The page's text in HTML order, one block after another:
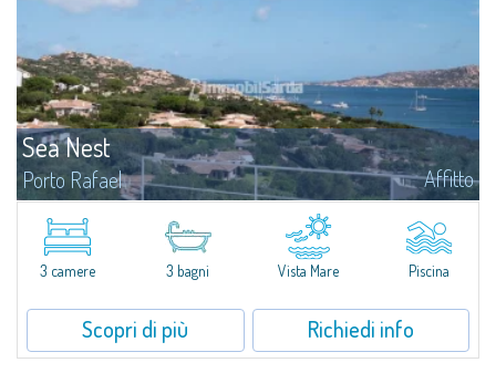
Sea Nest
Porto Rafael Affitto
​Nuova acquisizione: splendida villa con 3 camere da letto e 3 bagni,
arricchita da una piscina privata. Spazi luminosi e ben distribuiti, ideali per
vivere il fascino e la tranquillità di Porto Rafael in un...
3 camere 3 bagni Vista Mare Piscina
Scopri di più Richiedi info